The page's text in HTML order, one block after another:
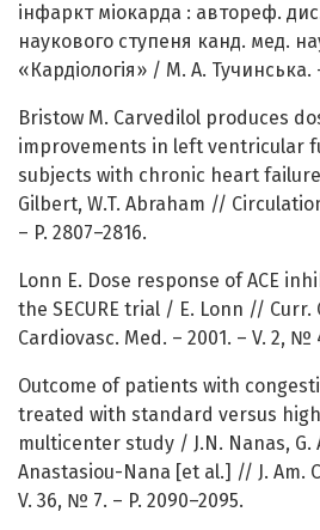
інфаркт міокарда : автореф.
наукового ступеня канд. мед.
«Кардіологія» / М. А. Тучинська.
Bristow M. Carvedilol produces
improvements in left ventricular
subjects with chronic heart
Gilbert, W.T. Abraham //
– P. 2807–2816.
Lonn E. Dose response of ACE
the SECURE trial / E. Lonn // Curr.
Cardiovasc. Med. – 2001. – V. 2, №
Outcome of patients with
treated with standard versus
multicenter study / J.N. Nanas, G.
Anastasiou-Nana [et al.] // J. Am.
V. 36, № 7. – P. 2090–2095.